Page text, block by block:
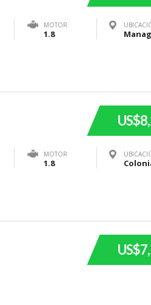
MOTOR
1.8
MOTOR
1.8